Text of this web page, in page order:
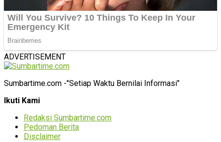
ADVERTISEMENT
Sumbartime.com -"Setiap Waktu Bernilai Informasi"
Ikuti Kami
Redaksi Sumbartime.com
Pedoman Berita
Disclaimer